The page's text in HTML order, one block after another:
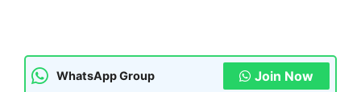
WhatsApp Group Join Now